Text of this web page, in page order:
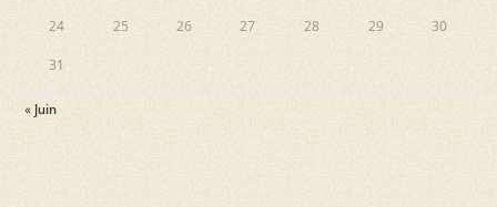
24 25 26 27 28 29 30
31
« Juin